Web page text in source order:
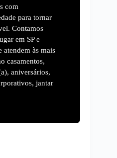
com
para tornar
Contamos
em SP e
às mais
casamentos,
aniversários,
jantar